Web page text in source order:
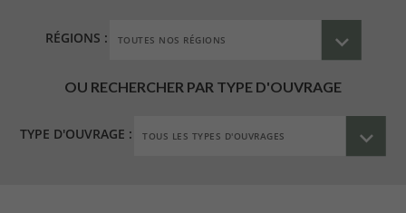
RÉGIONS :
OU RECHERCHER PAR TYPE D'OUVRAGE
TYPE D'OUVRAGE :